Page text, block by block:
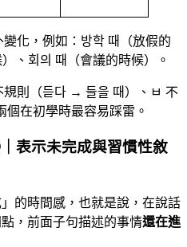
化，例如：방학 때（放假的
、회의 때（會議的時候）。
則（듣다 → 들을 때）、ㅂ 不
在初學時最容易踩雷。
表示未完成與習慣性敘
」的時間感，也就是說，在說話
，前面子句描述的事情還在進